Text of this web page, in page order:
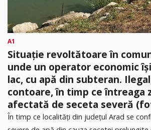
A1
Situație revoltătoare în
unde un operator economic
lac, cu apă din subteran.
contoare, în timp ce întreaga
afectată de seceta severă
În timp ce localități din județul Arad se